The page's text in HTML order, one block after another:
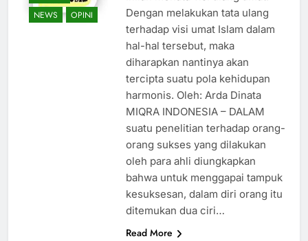
NEWS
OPINI
Dengan melakukan tata ulang
terhadap visi umat Islam dalam
hal-hal tersebut, maka
diharapkan nantinya akan
tercipta suatu pola kehidupan
harmonis. Oleh: Arda Dinata
MIQRA INDONESIA – DALAM
suatu penelitian terhadap orang-
orang sukses yang dilakukan
oleh para ahli diungkapkan
bahwa untuk menggapai tampuk
kesuksesan, dalam diri orang itu
ditemukan dua ciri…
Read More